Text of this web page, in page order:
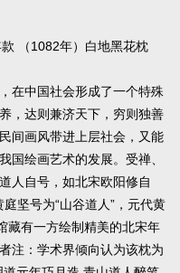
（1082年）白地黑花枕
中国社会形成了一个特殊
，达则兼济天下，穷则独善
间画风带进上层社会，又能
国绘画艺术的发展。受禅、
人自号，如北宋欧阳修自
坚号为“山谷道人”，元代黄
藏有一方绘制精美的北宋年
注：学术界倾向认为该枕为